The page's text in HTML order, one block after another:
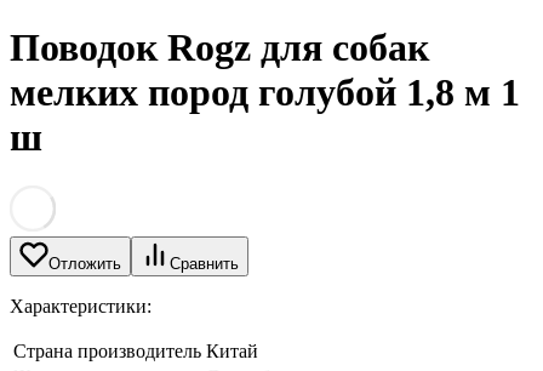
Поводок Rogz для собак
мелких пород голубой 1,8 м 1
ш
Отложить Сравнить
Характеристики:
Страна производитель Китай